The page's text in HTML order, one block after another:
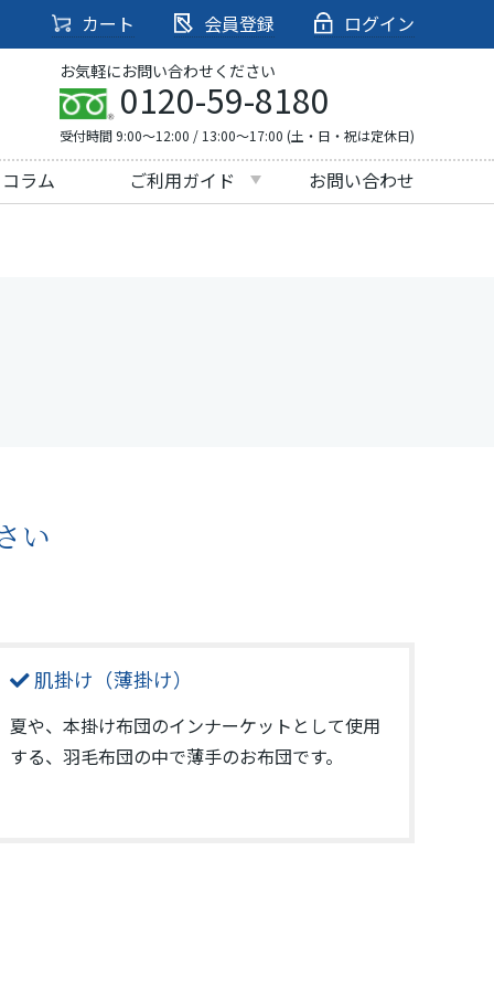
カート 会員登録 ログイン
お気軽にお問い合わせください
0120-59-8180
受付時間 9:00～12:00 / 13:00～17:00 (土・日・祝は定休日)
ラム ご利用ガイド お問い合わせ
い
肌掛け（薄掛け）
夏や、本掛け布団のインナーケットとして使用
する、羽毛布団の中で薄手のお布団です。